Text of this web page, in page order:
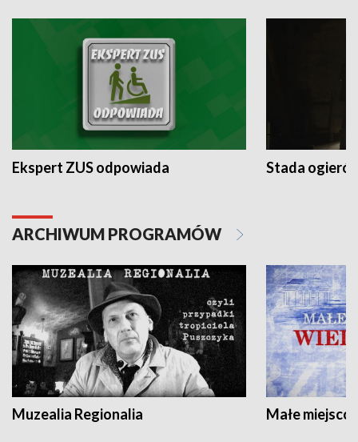
Ekspert ZUS odpowiada Stada
ARCHIWUM PROGRAMÓW
Muzealia Regionalia Małe